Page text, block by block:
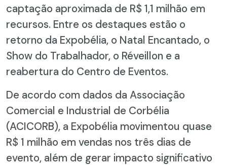
captação aproximada de R$ 1,1 milhão em
recursos. Entre os destaques estão o
retorno da Expobélia, o Natal Encantado, o
Show do Trabalhador, o Réveillon e a
reabertura do Centro de Eventos.
De acordo com dados da Associação
Comercial e Industrial de Corbélia
(ACICORB), a Expobélia movimentou quase
R$ 1 milhão em vendas nos três dias de
evento, além de gerar impacto significativo